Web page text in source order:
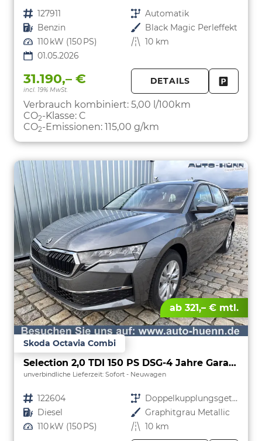
Fahrzeugnr. 127911 Getriebe Automatik
Kraftstoff Benzin Außenfarbe Black Magic Perleffekt
Leistung 110 kW (150 PS) Kilometerstand 10 km
01.05.2026
31.190,– €
incl. 19% MwSt.
DETAILS
Verbrauch kombiniert: 5,00 l/100km
CO2-Klasse: C
CO2-Emissionen: 115,00 g/km
ab 321,– € mtl.
Skoda Octavia Combi
Selection 2,0 TDI 150 PS DSG-4 Jahre Garantie-Anhängerkupplung schwenkbar-PDC vorne und hinten-Sitzheizung-Smart Link-Sofort
unverbindliche Lieferzeit: Sofort Neuwagen
Fahrzeugnr. 122604 Getriebe
Doppelkupplungsgetriebe (DSG)
Kraftstoff Diesel Außenfarbe Graphitgrau Metallic
Leistung 110 kW (150 PS) Kilometerstand 10 km